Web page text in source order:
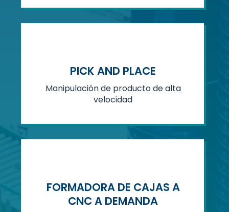
PICK AND PLACE
Manipulación de producto de alta
velocidad
FORMADORA DE CAJAS A
CNC A DEMANDA